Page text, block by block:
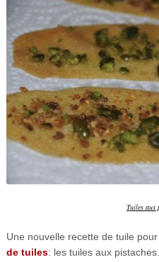
Tuiles aux
Une nouvelle recette de tuile
de tuiles: les tuiles aux pistaches.